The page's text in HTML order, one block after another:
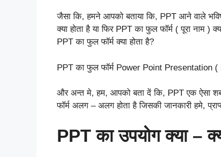
जैसा कि, हमने आपको बताया कि, PPT आने वाले
क्या होता है या फिर PPT का फुल फॉर्म ( पूरा नाम
PPT का फुल फॉर्म क्या होता है?
PPT का फुल फॉर्म Power Point Presentation (
और अन्त मे, हम, आपको बता दें कि, PPT एक ऐसा शब्द
फॉर्म अलग – अलग होता है जिसकी जानकारी हमे,
PPT का उपयोग क्या –